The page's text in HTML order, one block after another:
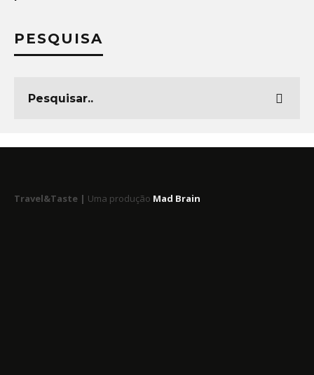
PESQUISA
Travel&Taste | Uma produção Mad Brain